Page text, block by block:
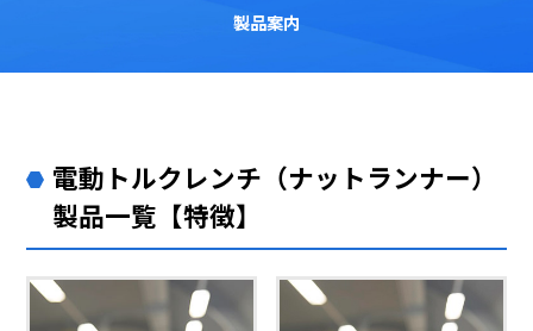
製品案内
電動トルクレンチ（ナットランナー）
製品一覧【特徴】